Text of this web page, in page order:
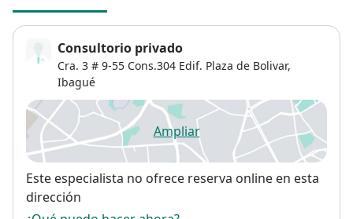
Consultorio privado
Cra. 3 # 9-55 Cons.304 Edif. Plaza de Bolivar,
Ibagué
Ampliarse abre en una nueva
Disponibilidad
Este especialista no ofrece reserva online en esta
dirección